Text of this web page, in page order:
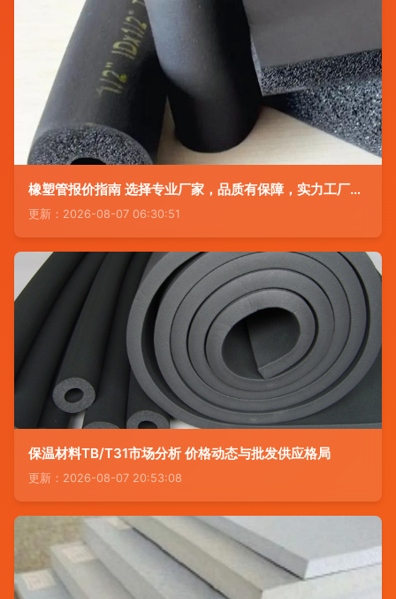
橡塑管报价指南 选择专业厂家，品质有保障，实力工厂制造更放心
更新：2026-08-07 06:30:51
保温材料TB/T31市场分析 价格动态与批发供应格局
更新：2026-08-07 20:53:08